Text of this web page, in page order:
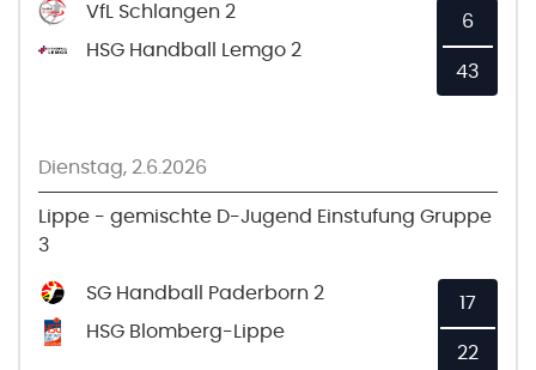
VfL Schlangen 2
HSG Handball Lemgo 2
6
43
Dienstag, 2.6.2026
Lippe - gemischte D-Jugend Einstufung Gruppe
3
SG Handball Paderborn 2
HSG Blomberg-Lippe
17
22